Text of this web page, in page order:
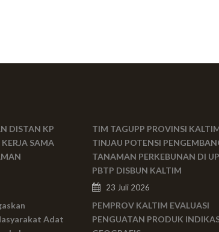
DISTAN KP
SAMA
Adat
TIM TAGUPP PROVINSI
TINJAU POTENSI
TANAMAN PERKEBUNAN DI
PBTP DISBUN KALTIM
23 Juli 2026
PEMPROV KALTIM EVALUASI
PENGUATAN PRODUK